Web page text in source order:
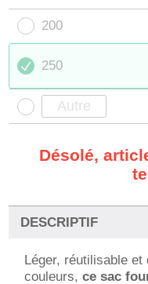
200
250
Désolé,
DESCRIPTIF
Léger, réutilisable
couleurs,ce sac